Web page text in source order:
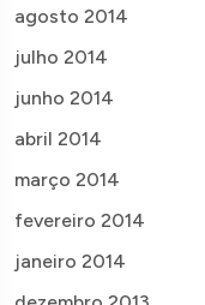
agosto 2014
julho 2014
junho 2014
abril 2014
março 2014
fevereiro 2014
janeiro 2014